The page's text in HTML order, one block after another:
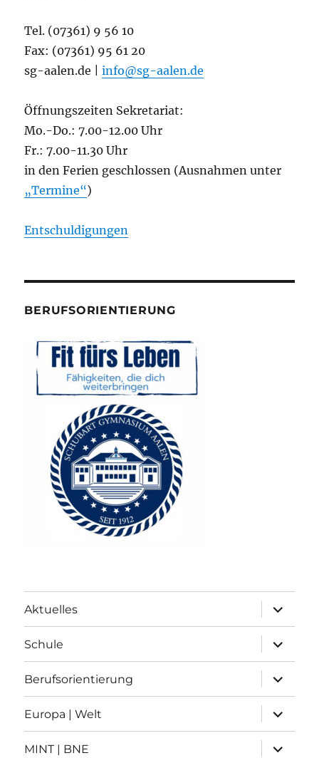
Tel. (07361) 9 56 10
Fax: (07361) 95 61 20
sg-aalen.de |info@sg-aalen.de
Öffnungszeiten Sekretariat:
Mo.-Do.: 7.00-12.00 Uhr
Fr.: 7.00-11.30 Uhr
in den Ferien geschlossen (Ausnahmen unter
„Termine“)
Entschuldigungen
BERUFSORIENTIERUNG
Aktuelles
anzeigen
Schule
anzeigen
Berufsorientierung
anzeigen
Europa | Welt
anzeigen
MINT | BNE